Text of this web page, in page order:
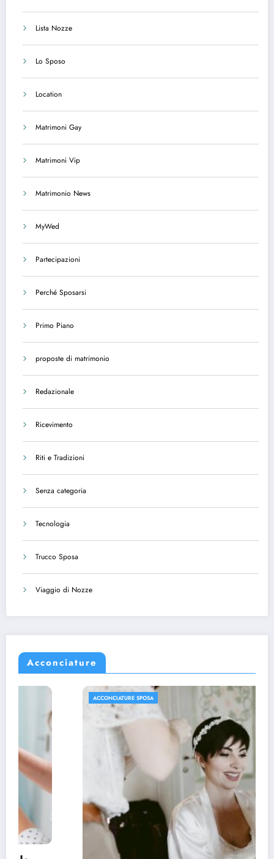
Lista Nozze
Lo Sposo
Location
Matrimoni Gay
Matrimoni Vip
Matrimonio News
MyWed
Partecipazioni
Perché Sposarsi
Primo Piano
proposte di matrimonio
Redazionale
Ricevimento
Riti e Tradizioni
Senza categoria
Tecnologia
Trucco Sposa
Viaggio di Nozze
Acconciature